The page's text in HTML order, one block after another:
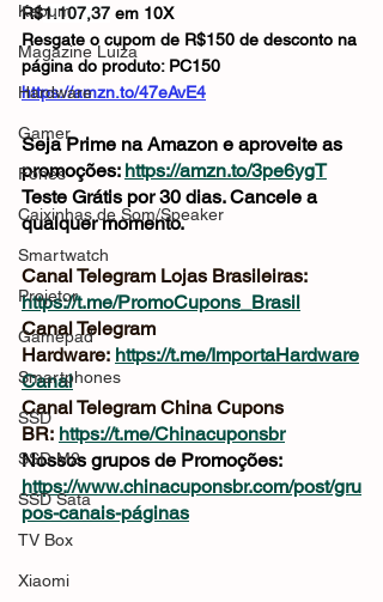
Kabum
Magazine Luiza
Hardware
Gamer
Fones
Caixinhas de Som/Speaker
Smartwatch
Projetor
Gamepad
Smartphones
SSD
SSD M2
SSD Sata
TV Box
Xiaomi
R$1.107,37 em 10X
Resgate o cupom de R$150 de desconto na
página do produto: PC150
https://amzn.to/47eAvE4
Seja Prime na Amazon e aproveite as
promoções: https://amzn.to/3pe6ygT
Teste Grátis por 30 dias. Cancele a
qualquer momento.
Canal Telegram Lojas Brasileiras:
https://t.me/PromoCupons_Brasil
Canal Telegram
Hardware: https://t.me/ImportaHardware
Canal
Canal Telegram China Cupons
BR: https://t.me/Chinacuponsbr
Nossos grupos de Promoções:
https://www.chinacuponsbr.com/post/gru
pos-canais-páginas